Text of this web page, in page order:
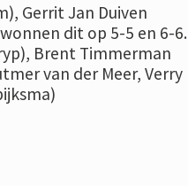
Gerrit Jan Duiven
dit op 5-5 en 6-6.
Brent Timmerman
van der Meer, Verry